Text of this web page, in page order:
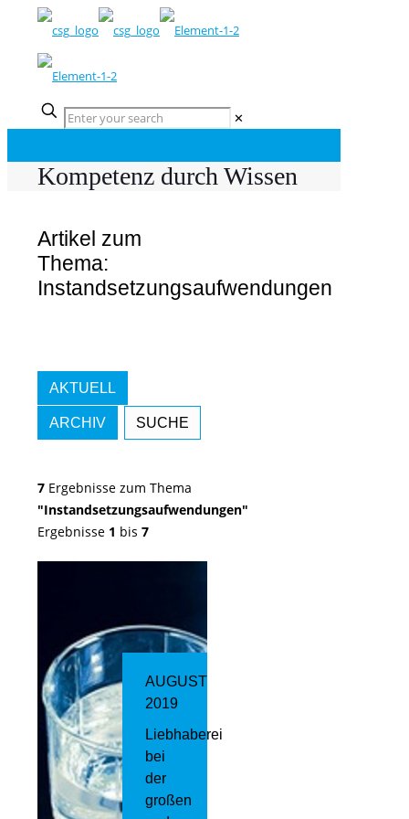
✕
Kompetenz durch Wissen
Artikel zum
Thema:
Instandsetzungsaufwendungen
AKTUELL
ARCHIV SUCHE
7 Ergebnisse zum Thema
"Instandsetzungsaufwendungen"
Ergebnisse 1 bis 7
AUGUST
2019
Liebhaberei
bei
der
großen